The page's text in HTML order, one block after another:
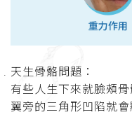
天生骨骼問題：
有些人生下來就臉頰
翼旁的三角形凹陷就